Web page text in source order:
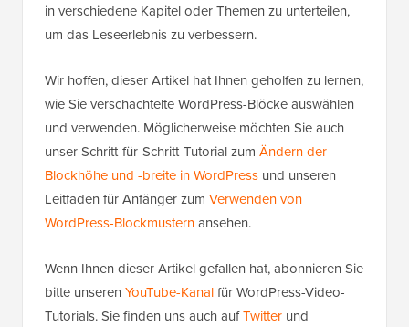
in verschiedene Kapitel oder Themen zu unterteilen,
um das Leseerlebnis zu verbessern.
Wir hoffen, dieser Artikel hat Ihnen geholfen zu lernen,
wie Sie verschachtelte WordPress-Blöcke auswählen
und verwenden. Möglicherweise möchten Sie auch
unser Schritt-für-Schritt-Tutorial zum Ändern der
Blockhöhe und -breite in WordPress und unseren
Leitfaden für Anfänger zum Verwenden von
WordPress-Blockmusternansehen.
Wenn Ihnen dieser Artikel gefallen hat, abonnieren Sie
bitte unseren YouTube-Kanalfür WordPress-Video-
Tutorials. Sie finden uns auch aufTwitter und